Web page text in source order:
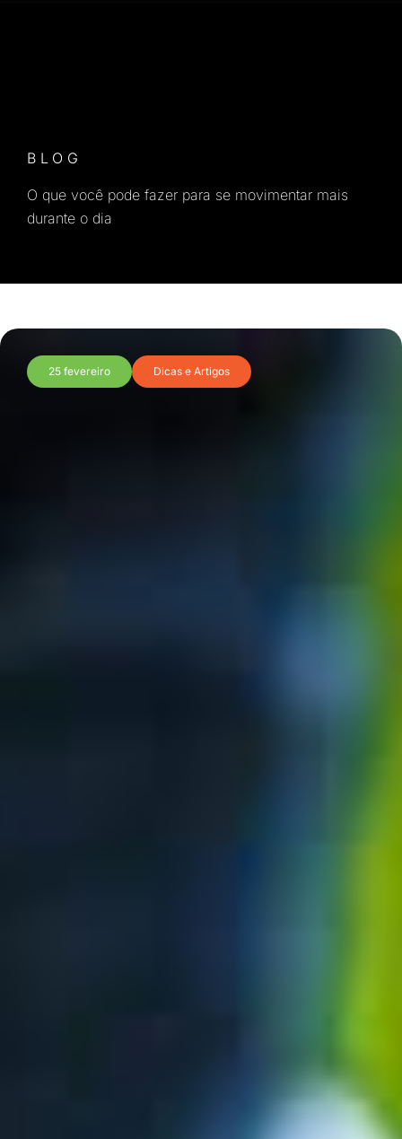
BLOG
O que você pode fazer para se movimentar mais
durante o dia
25 fevereiro Dicas e Artigos